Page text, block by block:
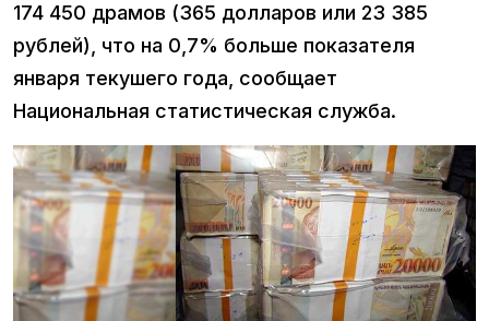
174 450 драмов (365 долларов или 23 385
рублей), что на 0,7% больше показателя
января текушего года, сообщает
Национальная статистическая служба.